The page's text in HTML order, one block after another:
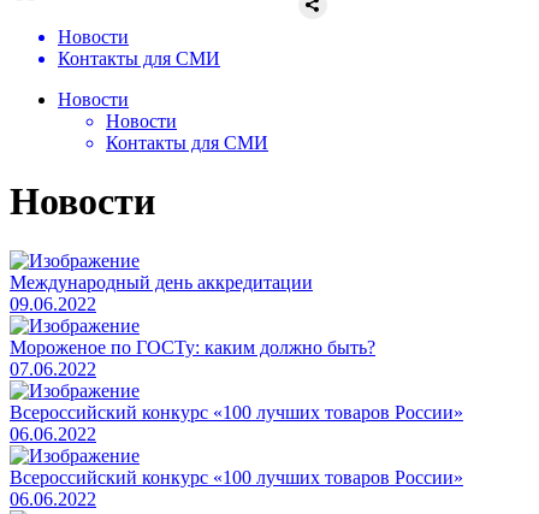
Новости
Контакты для СМИ
Новости
Новости
Контакты для СМИ
Новости
Международный день аккредитации
09.06.2022
Мороженое по ГОСТу: каким должно быть?
07.06.2022
Всероссийский конкурс «100 лучших товаров России»
06.06.2022
Всероссийский конкурс «100 лучших товаров России»
06.06.2022